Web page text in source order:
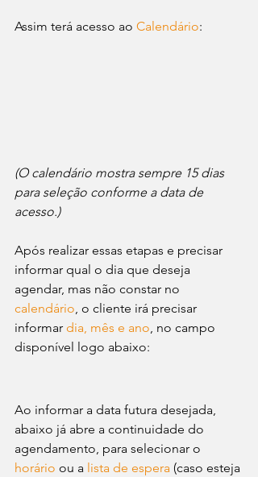
Assim terá acesso ao Calendário:
(O calendário mostra sempre 15 dias
para seleção conforme a data de
acesso.)
Após realizar essas etapas e precisar
informar qual o dia que deseja
agendar, mas não constar no
calendário, o cliente irá precisar
informar dia, mês e ano, no campo
disponível logo abaixo:
Ao informar a data futura desejada,
abaixo já abre a continuidade do
agendamento, para selecionar o
horário ou a lista de espera (caso esteja